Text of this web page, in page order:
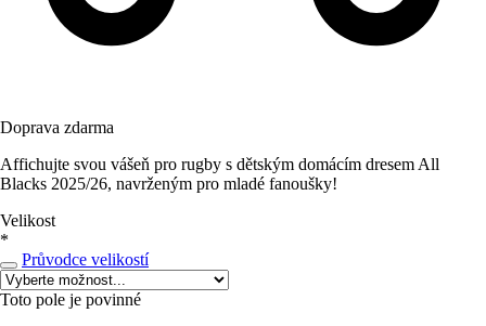
Doprava zdarma
Affichujte svou vášeň pro rugby s dětským domácím dresem All
Blacks 2025/26, navrženým pro mladé fanoušky!
Velikost
*
Průvodce velikostí
Toto pole je povinné